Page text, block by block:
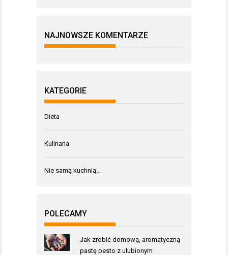
NAJNOWSZE KOMENTARZE
KATEGORIE
Dieta
Kulinaria
Nie samą kuchnią…
POLECAMY
Jak zrobić domową, aromatyczną
pastę pesto z ulubionym